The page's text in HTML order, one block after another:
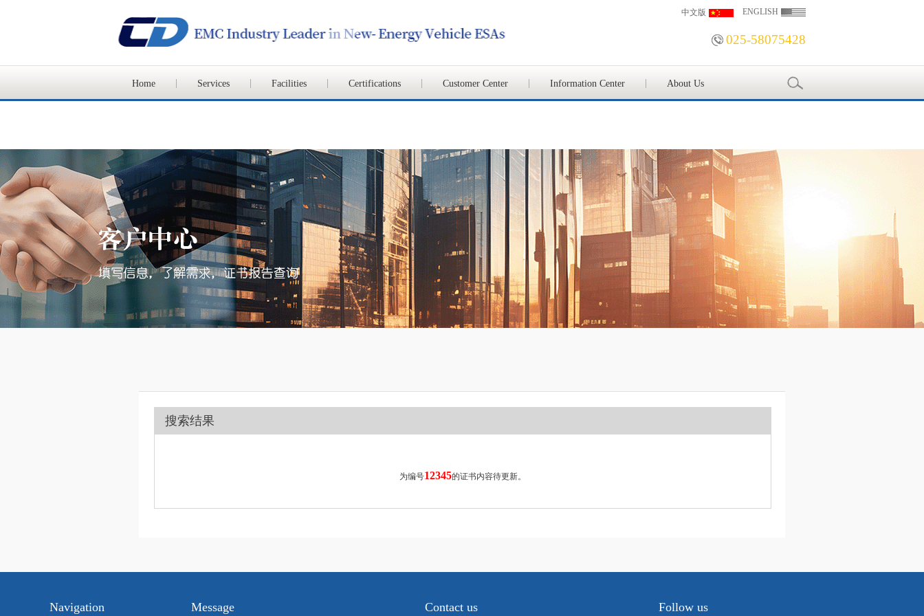
025-58075428
中文版 ENGLISH
Home Services Facilities Certifications Customer Center Information Center About Us
搜索结果
为编号12345的证书内容待更新。
Navigation Message Contact us Follow us